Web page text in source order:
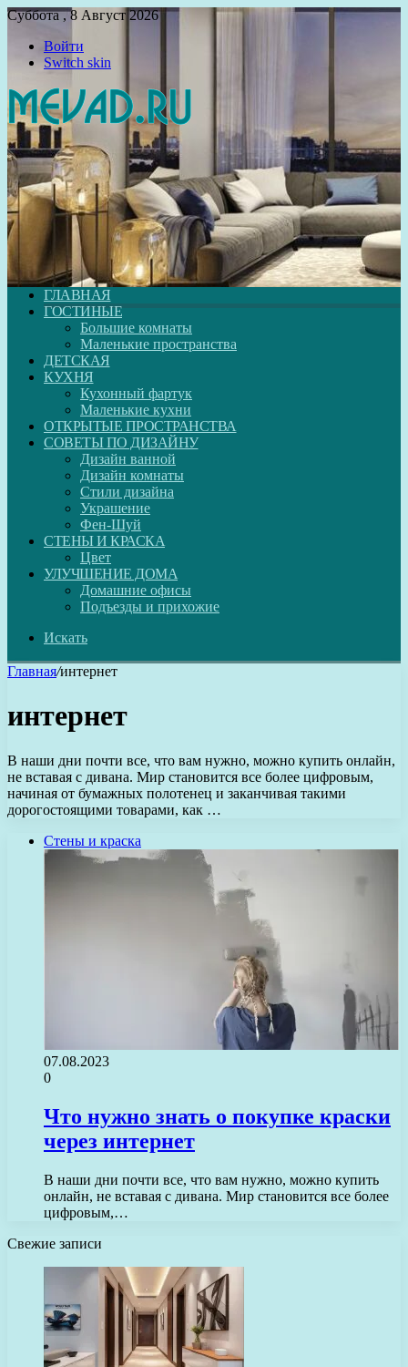
Суббота , 8 Август 2026
Войти
Switch skin
ГЛАВНАЯ
ГОСТИНЫЕ
Большие комнаты
Маленькие пространства
ДЕТСКАЯ
КУХНЯ
Кухонный фартук
Маленькие кухни
ОТКРЫТЫЕ ПРОСТРАНСТВА
СОВЕТЫ ПО ДИЗАЙНУ
Дизайн ванной
Дизайн комнаты
Стили дизайна
Украшение
Фен-Шуй
СТЕНЫ И КРАСКА
Цвет
УЛУЧШЕНИЕ ДОМА
Домашние офисы
Подъезды и прихожие
Искать
Главная/интернет
интернет
В наши дни почти все, что вам нужно, можно купить онлайн,
не вставая с дивана. Мир становится все более цифровым,
начиная от бумажных полотенец и заканчивая такими
дорогостоящими товарами, как …
Стены и краска
07.08.2023
0
Что нужно знать о покупке краски
через интернет
В наши дни почти все, что вам нужно, можно купить
онлайн, не вставая с дивана. Мир становится все более
цифровым,…
Свежие записи